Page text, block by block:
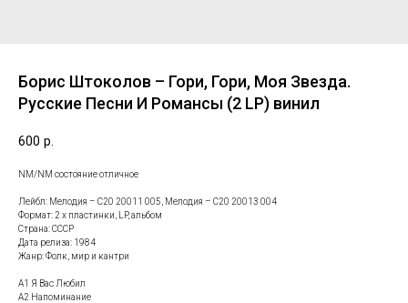
Борис Штоколов – Гори, Гори, Моя Звезда.
Русские Песни И Романсы (2 LP) винил
600 р.
NM/NM состояние отличное
Лейбл: Мелодия – С20 20011 005, Мелодия – С20 20013 004
Формат: 2 x пластинки, LP, альбом
Страна: СССР
Дата релиза: 1984
Жанр: Фолк, мир и кантри
A1 Я Вас Любил
A2 Напоминание